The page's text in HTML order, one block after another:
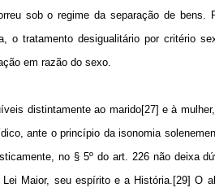
sob o regime da separação de
o tratamento desigualitário por critério
em razão do sexo.
distintamente ao marido[27] e à
ante o princípio da isonomia
no § 5º do art. 226 não deixa
Maior, seu espírito e a História.[29] O